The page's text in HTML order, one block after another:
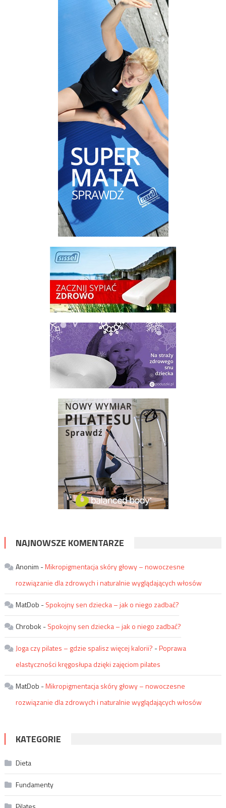
NAJNOWSZE KOMENTARZE
Anonim -Mikropigmentacja skóry głowy – nowoczesne
rozwiązanie dla zdrowych i naturalnie wyglądających włosów
MatDob -Spokojny sen dziecka – jak o niego zadbać?
Chrobok -Spokojny sen dziecka – jak o niego zadbać?
Joga czy pilates – gdzie spalisz więcej kalorii? -Poprawa
elastyczności kręgosłupa dzięki zajęciom pilates
MatDob -Mikropigmentacja skóry głowy – nowoczesne
rozwiązanie dla zdrowych i naturalnie wyglądających włosów
KATEGORIE
Dieta
Fundamenty